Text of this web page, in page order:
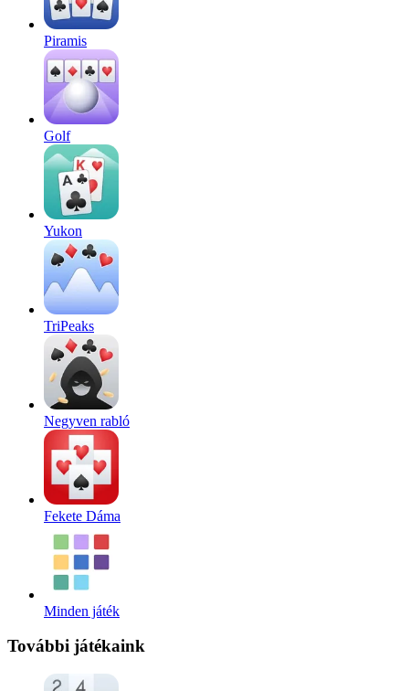
Piramis
Golf
Yukon
TriPeaks
Negyven rabló
Fekete Dáma
Minden játék
További játékaink